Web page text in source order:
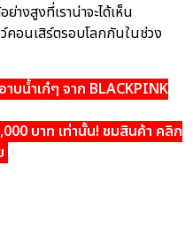
างสูงที่เราน่าจะได้เห็น
คอนเสิร์ตรอบโลกกันในช่วง
บน้ำเก๋ๆ จาก BLACKPINK
บาท เท่านั้น! ชมสินค้า คลิก